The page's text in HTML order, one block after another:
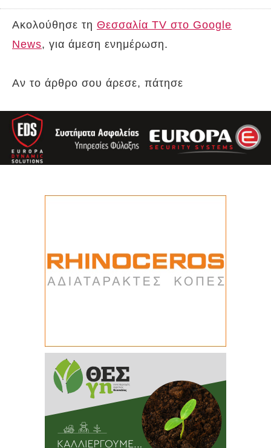
Ακολούθησε τη Θεσσαλία TV στο Google
News, για άμεση ενημέρωση.
Αν το άρθρο σου άρεσε, πάτησε